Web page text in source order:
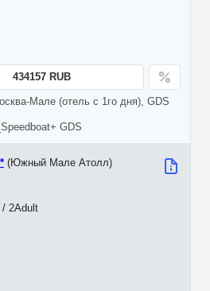
434157 RUB
Мале (отель с 1го дня), GDS
GDS
(Южный Мале Атолл)
2Adult